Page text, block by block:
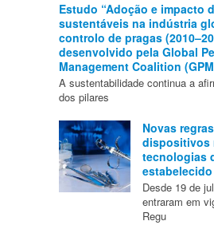
Estudo “Adoção e impacto
sustentáveis na indústria
controlo de pragas
desenvolvido pela Global
Management Coalition
A sustentabilidade continua a
dos pilares
Novas
dispositivos
tecnologias
estabelecido
Desde 19 de
entraram em
Regu